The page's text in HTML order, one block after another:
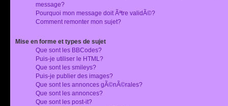
message?
Pourquoi mon message doit Ãªtre validÃ©?
Comment remonter mon sujet?
Mise en forme et types de sujet
Que sont les BBCodes?
Puis-je utiliser le HTML?
Que sont les smileys?
Puis-je publier des images?
Que sont les annonces gÃ©nÃ©rales?
Que sont les annonces?
Que sont les post-it?